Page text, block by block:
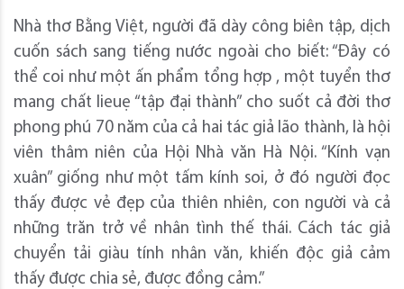
Nhà thơ Bằng Việt, người đã dày công biên tập, dịch
cuốn sách sang tiếng nước ngoài cho biết: “Đây có
thể coi như một ấn phẩm tổng hợp , một tuyển thơ
mang chất lieuẹ “tập đại thành” cho suốt cả đời thơ
phong phú 70 năm của cả hai tác giả lão thành, là hội
viên thâm niên của Hội Nhà văn Hà Nội. “Kính vạn
xuân” giống như một tấm kính soi, ở đó người đọc
thấy được vẻ đẹp của thiên nhiên, con người và cả
những trăn trở về nhân tình thế thái. Cách tác giả
chuyển tải giàu tính nhân văn, khiến độc giả cảm
thấy được chia sẻ, được đồng cảm.”